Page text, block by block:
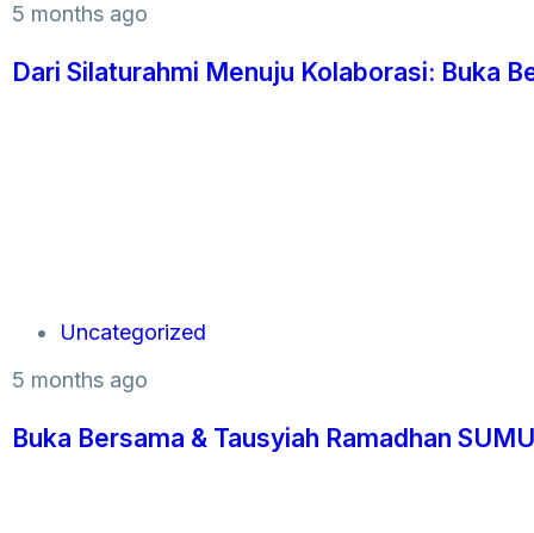
5 months ago
Dari Silaturahmi Menuju Kolaborasi: Buka
Uncategorized
5 months ago
Buka Bersama & Tausyiah Ramadhan